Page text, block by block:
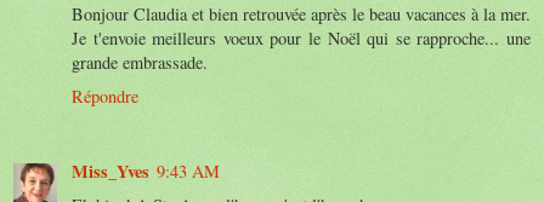
Bonjour Claudia et bien retrouvée après le beau vacances à la mer.
Je t'envoie meilleurs voeux pour le Noël qui se rapproche... une
grande embrassade.
Répondre
Miss_Yves 9:43 AM